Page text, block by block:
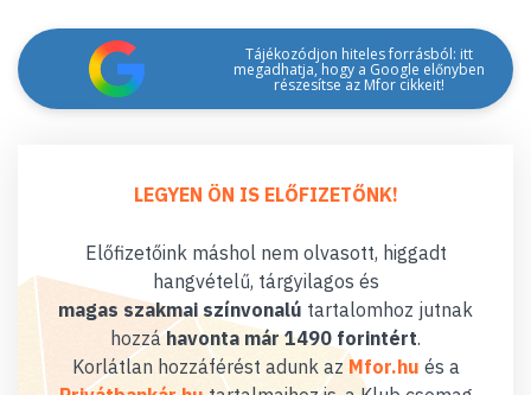
Tájékozódjon hiteles forrásból: itt
megadhatja, hogy a Google előnyben
részesítse az Mfor cikkeit!
LEGYEN ÖN IS ELŐFIZETŐNK!
Előfizetőink máshol nem olvasott, higgadt
hangvételű, tárgyilagos és
magas szakmai színvonalú tartalomhoz jutnak
hozzáhavonta már 1490 forintért.
Korlátlan hozzáférést adunk az Mfor.hu és a